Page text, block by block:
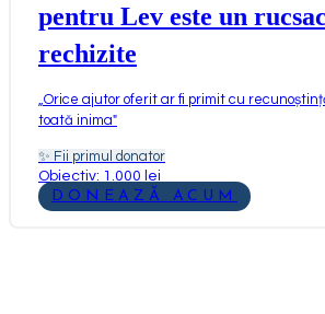
pentru Lev este un
rechizite
Orice ajutor oferit ar fi primit cu
toată inima"
✨ Fii primul donator
Obiectiv: 1.000 lei
DONEAZĂ ACUM